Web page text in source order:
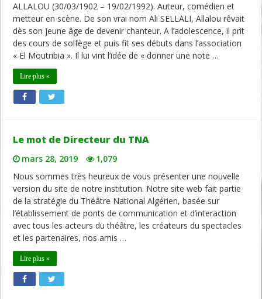
ALLALOU (30/03/1902 – 19/02/1992). Auteur, comédien et
metteur en scène. De son vrai nom Ali SELLALI, Allalou rêvait
dès son jeune âge de devenir chanteur. A l’adolescence, il prit
des cours de solfège et puis fit ses débuts dans l’association
« El Moutribia ». Il lui vint l’idée de « donner une note …
Lire plus »
Le mot de Directeur du TNA
mars 28, 2019
1,079
Nous sommes très heureux de vous présenter une nouvelle
version du site de notre institution. Notre site web fait partie
de la stratégie du Théâtre National Algérien, basée sur
l’établissement de ponts de communication et d’interaction
avec tous les acteurs du théâtre, les créateurs du spectacles
et les partenaires, nos amis …
Lire plus »